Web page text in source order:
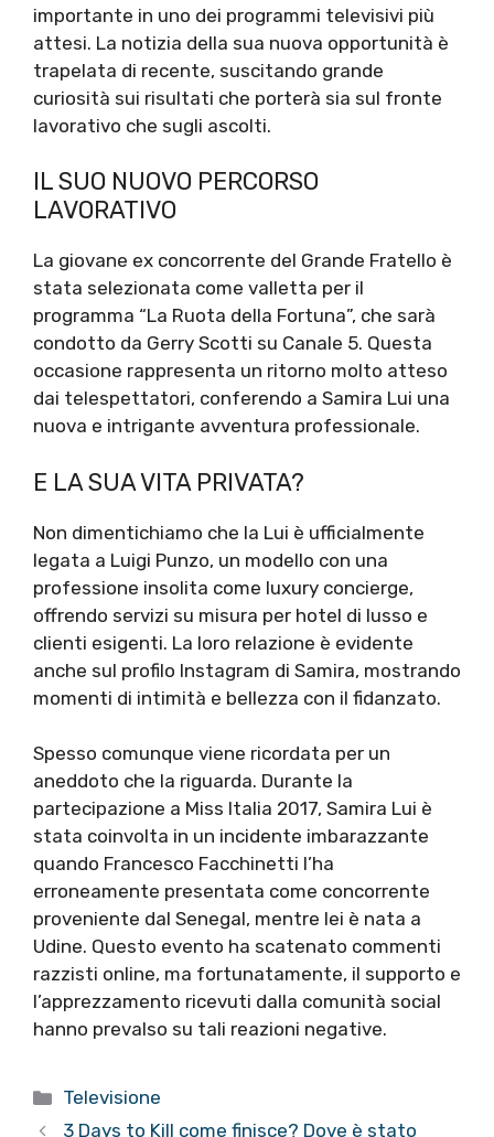
importante in uno dei programmi televisivi più
attesi. La notizia della sua nuova opportunità è
trapelata di recente, suscitando grande
curiosità sui risultati che porterà sia sul fronte
lavorativo che sugli ascolti.
IL SUO NUOVO PERCORSO
LAVORATIVO
La giovane ex concorrente del Grande Fratello è
stata selezionata come valletta per il
programma “La Ruota della Fortuna”, che sarà
condotto da Gerry Scotti su Canale 5. Questa
occasione rappresenta un ritorno molto atteso
dai telespettatori, conferendo a Samira Lui una
nuova e intrigante avventura professionale.
E LA SUA VITA PRIVATA?
Non dimentichiamo che la Lui è ufficialmente
legata a Luigi Punzo, un modello con una
professione insolita come luxury concierge,
offrendo servizi su misura per hotel di lusso e
clienti esigenti. La loro relazione è evidente
anche sul profilo Instagram di Samira, mostrando
momenti di intimità e bellezza con il fidanzato.
Spesso comunque viene ricordata per un
aneddoto che la riguarda. Durante la
partecipazione a Miss Italia 2017, Samira Lui è
stata coinvolta in un incidente imbarazzante
quando Francesco Facchinetti l’ha
erroneamente presentata come concorrente
proveniente dal Senegal, mentre lei è nata a
Udine. Questo evento ha scatenato commenti
razzisti online, ma fortunatamente, il supporto e
l’apprezzamento ricevuti dalla comunità social
hanno prevalso su tali reazioni negative.
Categorie
Televisione
3 Days to Kill come finisce? Dove è stato